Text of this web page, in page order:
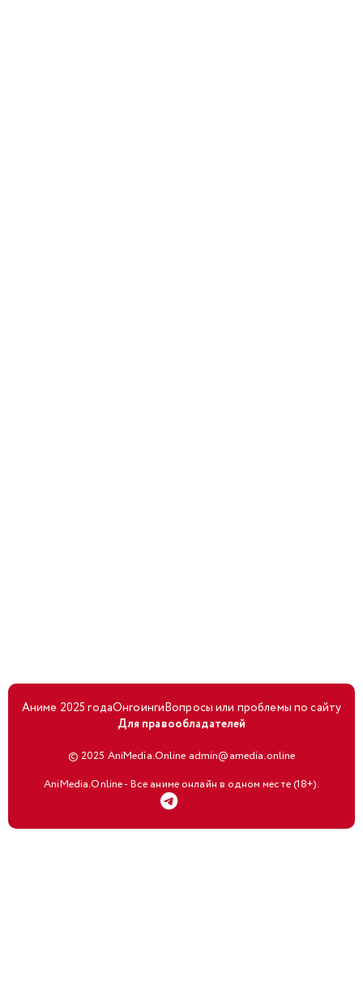
Аниме 2025 годаОнгоингиВопросы или проблемы по сайту
Для правообладателей
© 2025 AniMedia.Online admin@amedia.online
AniMedia.Online - Все аниме онлайн в одном месте (18+).